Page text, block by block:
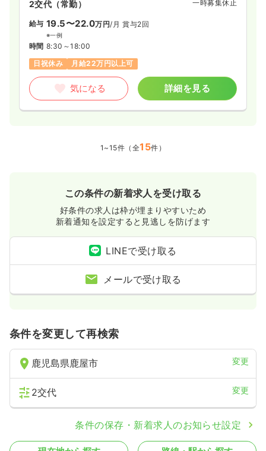
2交代（常勤） 一時募集休止
給与 19.5〜22.0万円/月 賞与2回
※一例
時間 8:30～18:00
日祝休み
月給22万円以上可
気になる 詳細を見る
1~15件（全15件）
この条件の新着求人を受け取る
好条件の求人は枠が埋まりやすいため
新着通知を設定すると見逃しを防げます
LINEで受け取る
メールで受け取る
条件を変更して再検索
鹿児島県鹿屋市 変更
2交代 変更
条件の保存・新着求人のお知らせ設定